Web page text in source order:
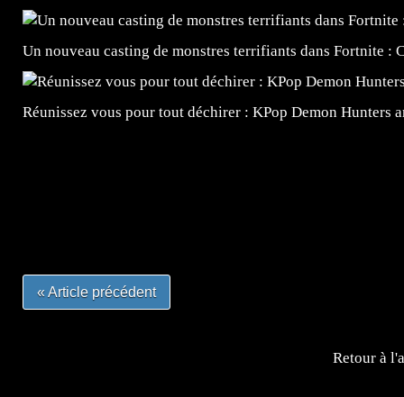
Un nouveau casting de monstres terrifiants dans Fortnite :
Réunissez vous pour tout déchirer : KPop Demon Hunters
« Article précédent
Retour à